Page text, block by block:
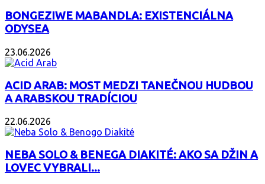
BONGEZIWE MABANDLA: EXISTENCIÁLNA
ODYSEA
23.06.2026
ACID ARAB: MOST MEDZI TANEČNOU HUDBOU
A ARABSKOU TRADÍCIOU
22.06.2026
NEBA SOLO & BENEGA DIAKITÉ: AKO SA DŽIN A
LOVEC VYBRALI...